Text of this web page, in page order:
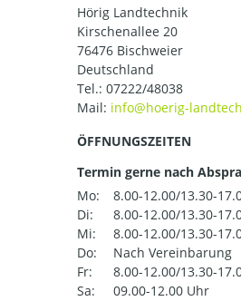
Hörig Landtechnik
Kirschenallee 20
76476 Bischweier
Deutschland
Tel.: 07222/48038
Mail:
ÖFFNUNGSZEITEN
Termin gerne nach
Mo:
8.00-12.00/13.30-
Di:
8.00-12.00/13.30-
Mi:
8.00-12.00/13.30-
Do:
Nach Vereinbarung
Fr:
8.00-12.00/13.30-
Sa:
09.00-12.00 Uhr